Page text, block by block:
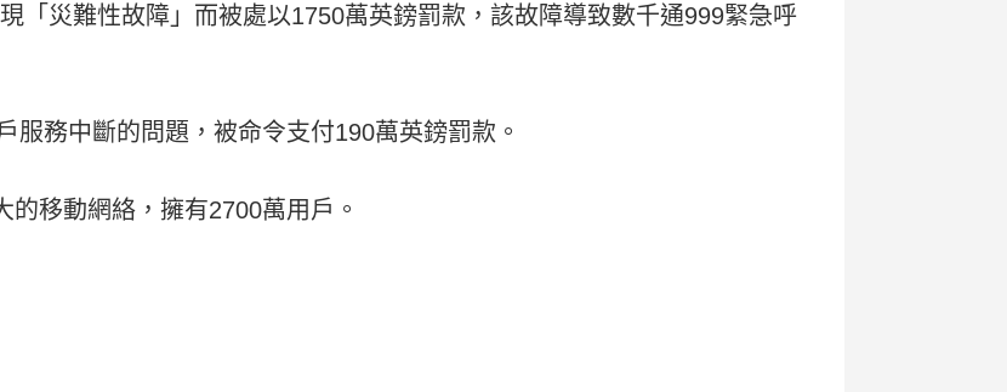
「災難性故障」而被處以1750萬英鎊罰款，該故障導致數千通999緊急呼
服務中斷的問題，被命令支付190萬英鎊罰款。
移動網絡，擁有2700萬用戶。